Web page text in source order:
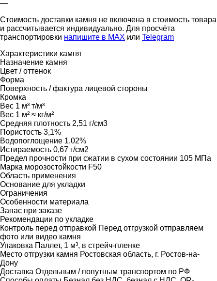
—
Стоимость доставки камня не включена в стоимость товара
и рассчитывается индивидуально. Для просчёта
транспортировки напишите в MAX или Telegram
Характеристики камня
Назначение камня
Цвет / оттенок
Форма
Поверхность / фактура лицевой стороны
Кромка
Вес 1 м³ т/м³
Вес 1 м² ≈ кг/м²
Средняя плотность 2,51 г/см3
Пористость 3,1%
Водопоглощение 1,02%
Истираемость 0,67 г/см2
Предел прочности при сжатии в сухом состоянии 105 МПа
Марка морозостойкости F50
Область применения
Основание для укладки
Ограничения
Особенности материала
Запас при заказе
Рекомендации по укладке
Контроль перед отправкой Перед отгрузкой отправляем
фото или видео камня
Упаковка Паллет, 1 м³, в стрейч-пленке
Место отгрузки камня Ростовская область, г. Ростов-на-
Дону
Доставка Отдельным / попутным транспортом по РФ